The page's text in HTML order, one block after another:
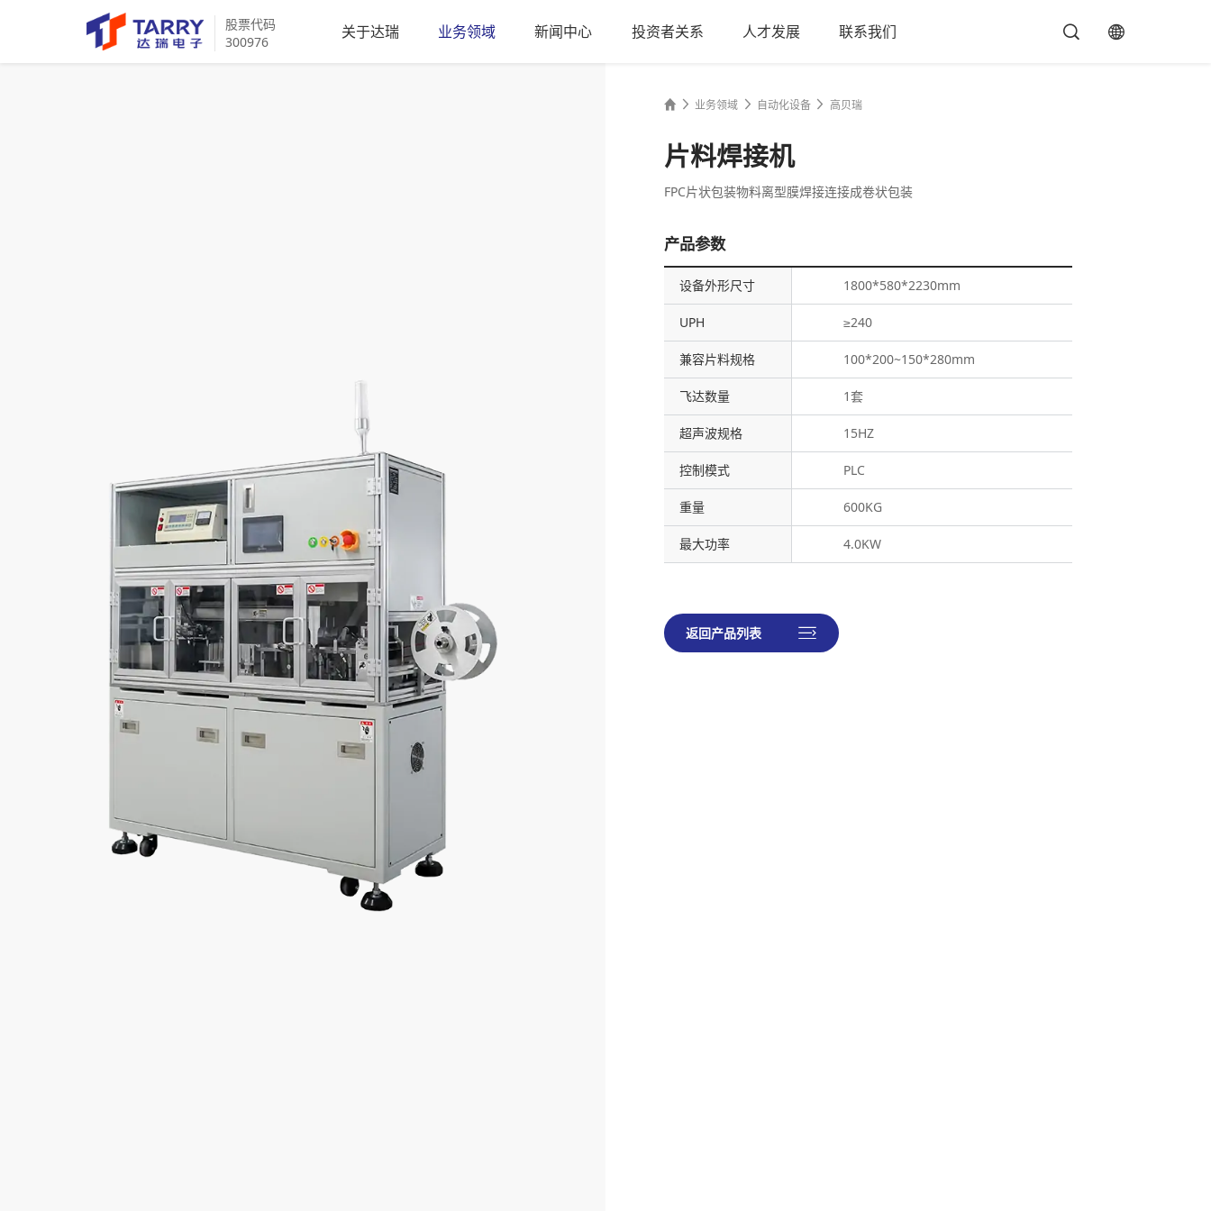
股票代码
300976
关于达瑞 业务领域 新闻中心 投资者关系 人才发展 联系我们
业务领域 自动化设备 高贝瑞
片料焊接机
FPC片状包装物料离型膜焊接连接成卷状包装
产品参数
设备外形尺寸 1800*580*2230mm
UPH ≥240
兼容片料规格 100*200~150*280mm
飞达数量 1套
超声波规格 15HZ
控制模式 PLC
重量 600KG
最大功率 4.0KW
返回产品列表